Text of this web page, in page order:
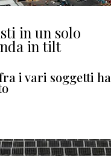
in un solo
in tilt
i vari soggetti ha